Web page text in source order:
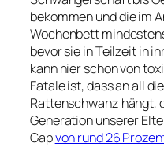
bekommen und die im
Wochenbett
bevor sie in Teilzeit in
kann hier schon von
Fatale ist, dass an all
Rattenschwanz hängt,
Generation unserer
Gapvon rund 26